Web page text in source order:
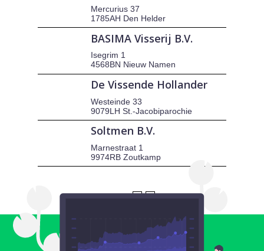
Mercurius 37
1785AH Den Helder
BASIMA Visserij B.V.
Isegrim 1
4568BN Nieuw Namen
De Vissende Hollander
Westeinde 33
9079LH St.-Jacobiparochie
Soltmen B.V.
Marnestraat 1
9974RB Zoutkamp